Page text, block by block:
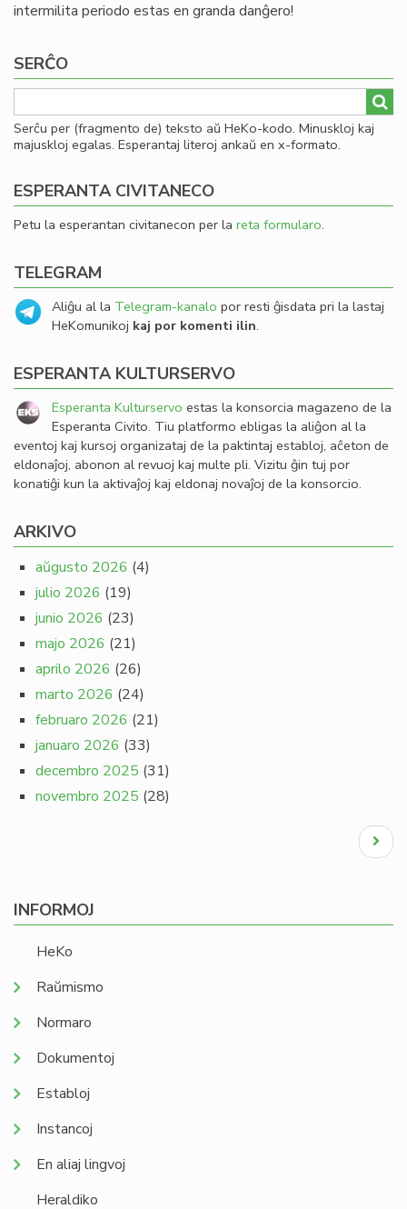
intermilita periodo estas en granda danĝero!
SERĈO
Serĉu per (fragmento de) teksto aŭ HeKo-kodo. Minuskloj kaj
majuskloj egalas. Esperantaj literoj ankaŭ en x-formato.
ESPERANTA CIVITANECO
Petu la esperantan civitanecon per la reta formularo.
TELEGRAM
Aliĝu al la Telegram-kanalo por resti ĝisdata pri la lastaj
HeKomunikoj kaj por komenti ilin.
ESPERANTA KULTURSERVO
Esperanta Kulturservo estas la konsorcia magazeno de la
Esperanta Civito. Tiu platformo ebligas la aliĝon al la
eventoj kaj kursoj organizataj de la paktintaj establoj, aĉeton de
eldonaĵoj, abonon al revuoj kaj multe pli. Vizitu ĝin tuj por
konatiĝi kun la aktivaĵoj kaj eldonaj novaĵoj de la konsorcio.
ARKIVO
aŭgusto 2026 (4)
julio 2026 (19)
junio 2026 (23)
majo 2026 (21)
aprilo 2026 (26)
marto 2026 (24)
februaro 2026 (21)
januaro 2026 (33)
decembro 2025 (31)
novembro 2025 (28)
Next
page
INFORMOJ
HeKo
Raŭmismo
Normaro
Dokumentoj
Establoj
Instancoj
En aliaj lingvoj
Heraldiko